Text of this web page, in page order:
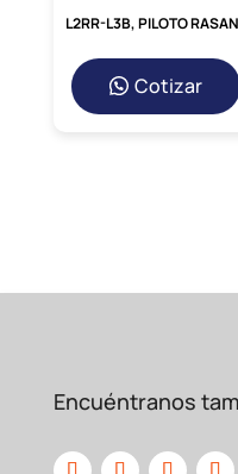
Cotizar
Encuéntranos